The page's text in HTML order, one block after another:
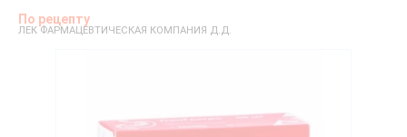
По рецепту
ЛЕК ФАРМАЦЕВТИЧЕСКАЯ КОМПАНИЯ Д.Д.